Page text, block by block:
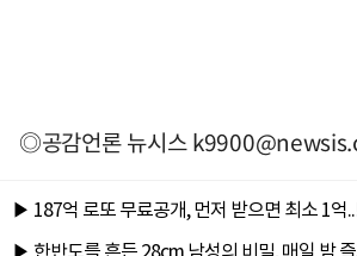
◎공감언론 뉴시스